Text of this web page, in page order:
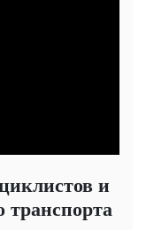
и
транспорта